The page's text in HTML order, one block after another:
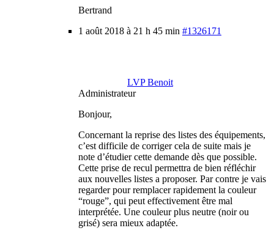
Bertrand
1 août 2018 à 21 h 45 min #1326171
LVP Benoit
Administrateur
Bonjour,
Concernant la reprise des listes des équipements,
c’est difficile de corriger cela de suite mais je
note d’étudier cette demande dès que possible.
Cette prise de recul permettra de bien réfléchir
aux nouvelles listes a proposer. Par contre je vais
regarder pour remplacer rapidement la couleur
“rouge”, qui peut effectivement être mal
interprétée. Une couleur plus neutre (noir ou
grisé) sera mieux adaptée.